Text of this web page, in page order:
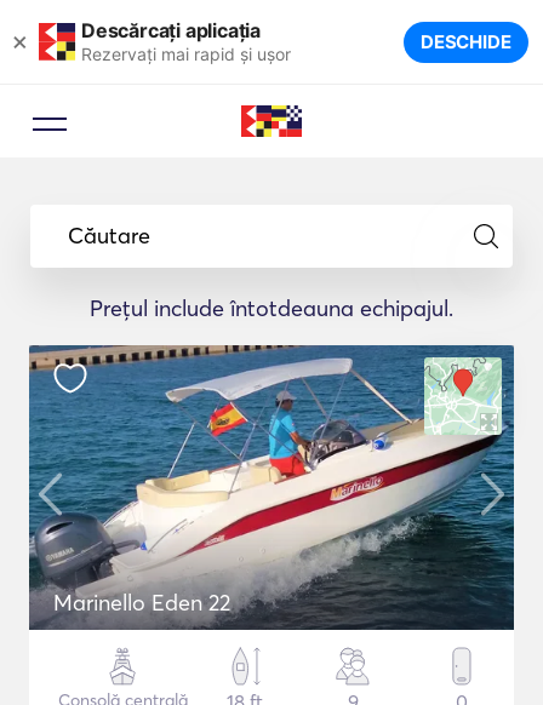
× Descărcați aplicația
Rezervați mai rapid și ușor DESCHIDE
Căutare
Prețul include întotdeauna echipajul.
Marinello Eden 22
Consolă centrală